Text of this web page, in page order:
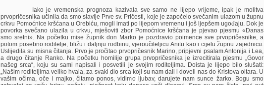
Player.
Iako je vremenska prognoza kazivala sve samo ne lijepo vrijeme, ipak je molitva
prvopričesnika učinila da smo slavlje Prve sv. Pričesti, koje je započelo svečanim ulazom u župnu
crkvu Pomoćnice kršćana u Orebiću, mogli imati po lijepom vremenu i još ljepšem ugođaju. Dok je
povorka svečano ulazila u crkvu, mješoviti zbor Pomoćnice kršćana je pjevao pjesmu «Danas
smo sretni». Na početku mise župnik don Marko je pozdravio poimence sve prvopričesnike, a
potom posebno roditelje, bližu i daljnju rodbinu, vjeroučiteljicu Anitu kao i cijelu župnu zajednicu.
Uslijedila su misna čitanja. Prvo je pročitao prvopričesnik Marino, pripjevni psalam Antonija i Lea,
a drugo čitanje Ranko. Na početku homilije grupa prvopričesnika je izrecitirala pjesmu „Govor
našeg srca“, koju su sami napisali i posvetili je svojim roditeljima. Doista je lijepo bilo slušati:
„Našim roditeljima veliko hvala, za svaki dio srca koji su nam dali i doveli nas do Kristova oltara. U
vašim očima, oče i majko, čitamo ponos, vidimo ljubav, darujete nam sunce žarko. Bogu smo